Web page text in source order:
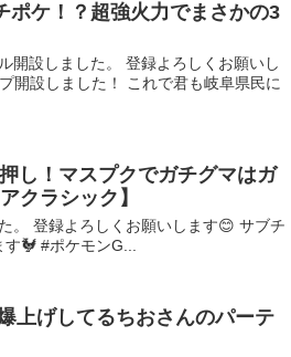
ポケ！？超強火力でまさかの3
開設しました。 登録よろしくお願いし
開設しました！ これで君も岐阜県民に
し！マスプクでガチグマはガ
クラシック】
。 登録よろしくお願いします😊 サブチ
🐓 #ポケモンG...
上げしてるちおさんのパーテ